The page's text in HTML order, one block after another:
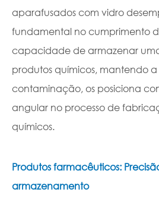
aparafusados com vidro
fundamental no cumprimento
capacidade de armazenar
produtos químicos, mantendo
contaminação, os posiciona
angular no processo de
químicos.
Produtos farmacêuticos:
armazenamento